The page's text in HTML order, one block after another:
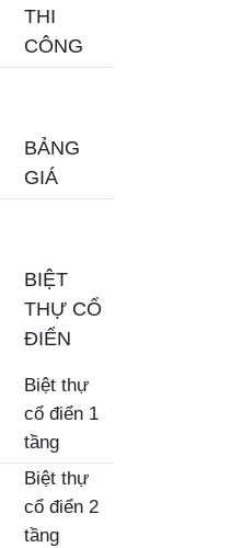
THI
CÔNG
BẢNG
GIÁ
BIỆT
THỰ CỔ
ĐIỂN
Biệt thự
cổ điển 1
tầng
Biệt thự
cổ điển 2
tầng